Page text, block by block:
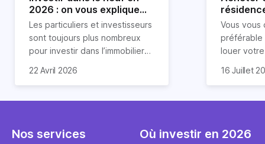
2026 : on vous explique
tout !
Les particuliers et investisseurs
sont toujours plus nombreux
pour investir dans l’immobilier
nombreux avantages à choisir
expliquons tout dans cet
22 Avril 2026
règle
révélée
Vous vous
préférable
louer
expert en
règle
l'argent
principale
16 Juillet
Nos services
Où investir en 2026